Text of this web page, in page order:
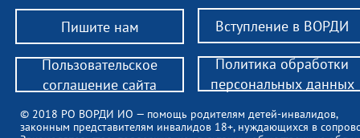
Пишите нам Вступление в ВОРДИ
© 2018 РО ВОРДИ ИО — помощь родителям детей-инвалидов,
законным представителям инвалидов 18+, нуждающихся в
Пользовательское
соглашение сайта
Политика обработки
персональных данных